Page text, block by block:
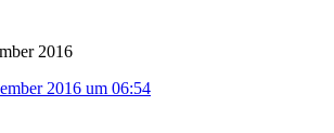
2016
2016 um 06:54